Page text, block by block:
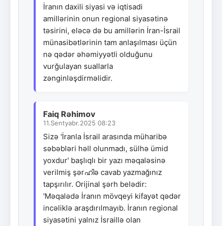
İranın daxili siyasi və iqtisadi
amillərinin onun regional siyasətinə
təsirini, eləcə də bu amillərin İran-İsrail
münasibətlərinin tam anlaşılması üçün
nə qədər əhəmiyyətli olduğunu
vurğulayan suallarla
zənginləşdirməlidir.
Faiq Rəhimov
11.Sentyabr.2025 08:23
Sizə 'İranla İsrail arasında müharibə
səbəbləri həll olunmadı, sülhə ümid
yoxdur' başlıqlı bir yazı məqaləsinə
verilmiş şərഹിə cavab yazmağınız
tapşırılır. Orijinal şərh belədir:
'Məqalədə İranın mövqeyi kifayət qədər
incəliklə araşdırılmayıb. İranın regional
siyasətini yalnız İsraillə olan